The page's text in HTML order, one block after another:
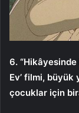
6. “Hikâyesinde
Ev’ filmi,
çocuklar için